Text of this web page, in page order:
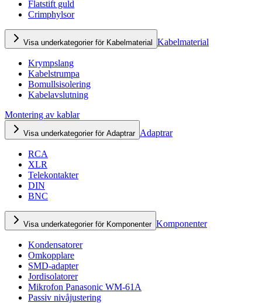
Flatstift guld
Crimphylsor
Visa underkategorier för Kabelmaterial Kabelmaterial
Krympslang
Kabelstrumpa
Bomullsisolering
Kabelavslutning
Montering av kablar
Visa underkategorier för Adaptrar Adaptrar
RCA
XLR
Telekontakter
DIN
BNC
Visa underkategorier för Komponenter Komponenter
Kondensatorer
Omkopplare
SMD-adapter
Jordisolatorer
Mikrofon Panasonic WM-61A
Passiv nivåjustering